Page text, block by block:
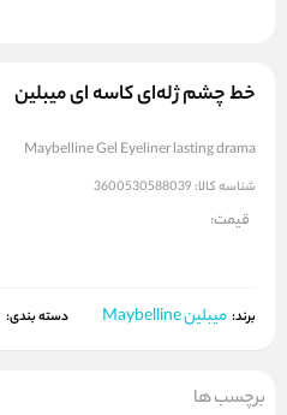
خط چشم ژله‌ای کاسه ای میبلین
Maybelline Gel Eyeliner lasting drama
شناسه کالا: 3600530588039
قیمت:
برند: میبلین Maybelline دسته بندی:
برچسب ها